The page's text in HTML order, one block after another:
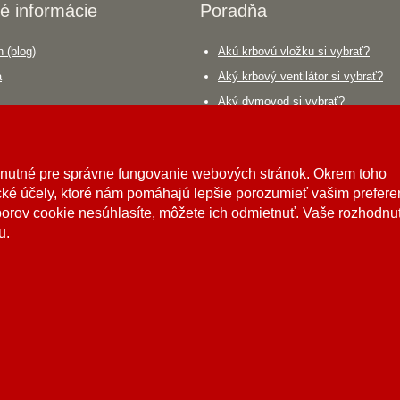
informácie
(blog)
Poradňa
Akú krbovú vložku si vybrať?
Aký krbový ventilátor si vybrať?
Aký dymovod si vybrať?
pre správne fungovanie webových stránok. Okrem toho
účely, ktoré nám pomáhajú lepšie porozumieť vašim
cookie nesúhlasíte, môžete ich odmietnuť. Vaše